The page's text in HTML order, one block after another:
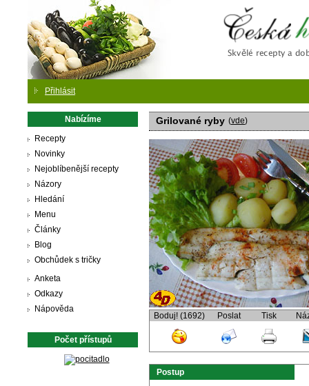
Přihlásit
Nabízíme
Recepty
Novinky
Nejoblíbenější recepty
Názory
Hledání
Menu
Články
Blog
Obchůdek s tričky
Anketa
Odkazy
Nápověda
Počet přístupů
Grilované ryby (vde)
Boduj! (1692) Poslat Tisk
Postup